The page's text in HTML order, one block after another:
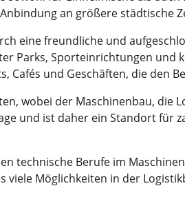
an größere städtische
eine freundliche und
Parks, Sporteinrichtungen und
Cafés und Geschäften, die den
wobei der Maschinenbau, die
und ist daher ein Standort für
technische Berufe im
Möglichkeiten in der